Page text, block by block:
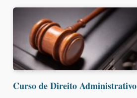
Curso de Direito Administrativo